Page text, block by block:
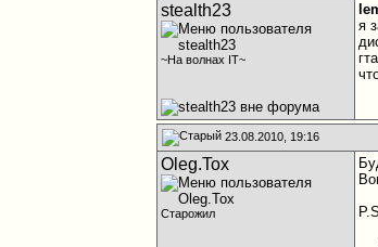
stealth23
~На волнах IT~
я
23.08.2010, 19:16
Oleg.Tox
Старожил